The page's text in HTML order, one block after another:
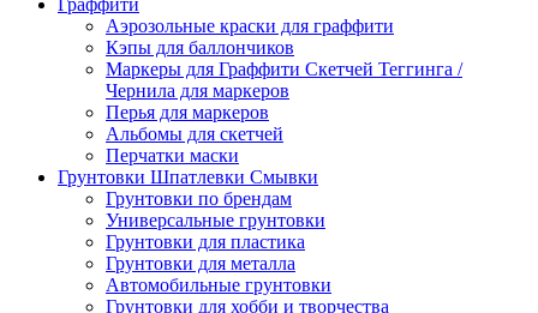
Граффити
Аэрозольные краски для граффити
Кэпы для баллончиков
Маркеры для Граффити Скетчей Теггинга /
Чернила для маркеров
Перья для маркеров
Альбомы для скетчей
Перчатки маски
Грунтовки Шпатлевки Смывки
Грунтовки по брендам
Универсальные грунтовки
Грунтовки для пластика
Грунтовки для металла
Автомобильные грунтовки
Грунтовки для хобби и творчества